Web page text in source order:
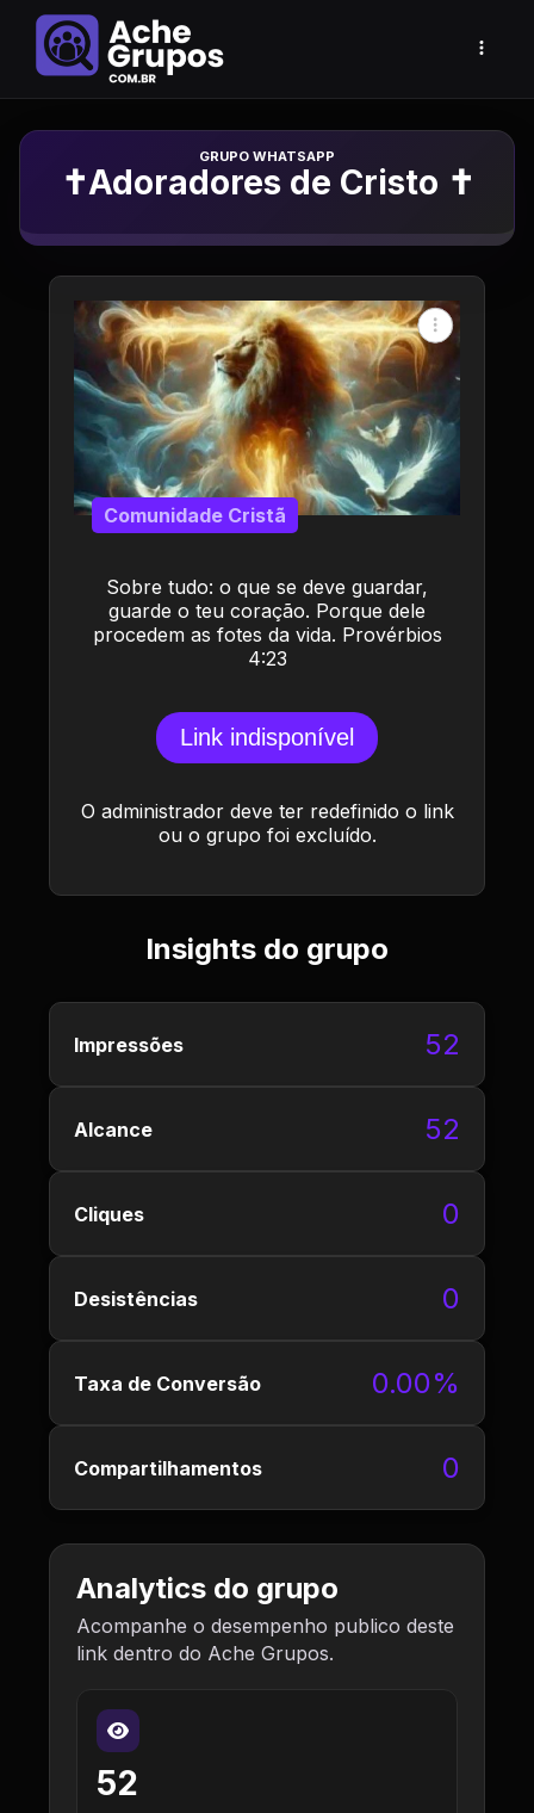
Grupo de Whatsapp
✝️Adoradores de Cristo ✝️
Sobre tudo: o que se deve guardar,
guarde o teu coração. Porque dele
procedem as fotes da vida. Provérbios
4:23
Comunidade Cristã
Link indisponível
O administrador deve ter redefinido o link
ou o grupo foi excluído.
Insights do grupo
Impressões 52
Alcance 52
Cliques 0
Desistências 0
Taxa de Conversão 0.00%
Compartilhamentos 0
Analytics do grupo
Acompanhe o desempenho publico deste
link dentro do Ache Grupos.
52